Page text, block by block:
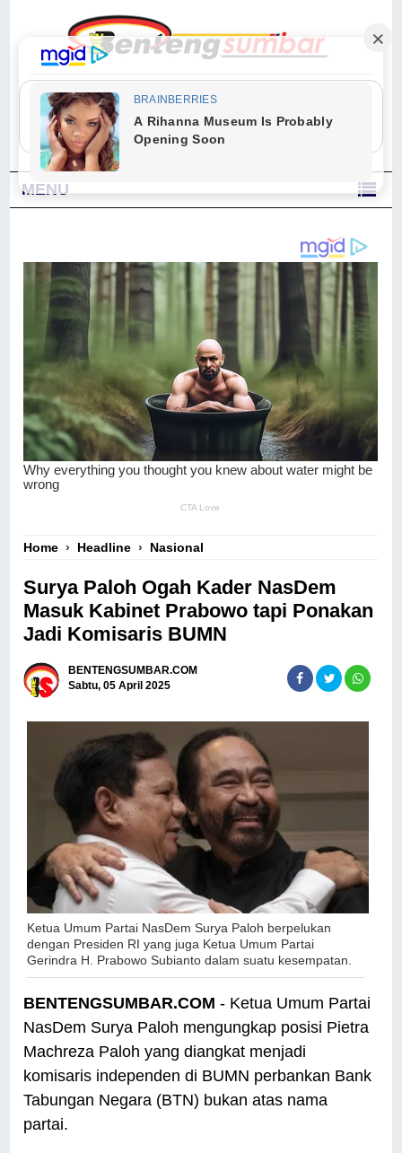
"Sesungguhnya Allah dan para malaikat-Nya berselawat untuk Nabi.
Wahai orang-orang yang beriman, berselawatlah kamu untuk Nabi dan
ucapkanlah salam dengan penuh penghormatan kepadanya." (Qs. Al
Ahzab Ayat 56)
MENU
Home › Headline › Nasional
Surya Paloh Ogah Kader NasDem
Masuk Kabinet Prabowo tapi Ponakan
Jadi Komisaris BUMN
BENTENGSUMBAR.COM
Sabtu, 05 April 2025
Ketua Umum Partai NasDem Surya Paloh berpelukan
dengan Presiden RI yang juga Ketua Umum Partai
Gerindra H. Prabowo Subianto dalam suatu kesempatan.
BENTENGSUMBAR.COM - Ketua Umum Partai
NasDem Surya Paloh mengungkap posisi Pietra
Machreza Paloh yang diangkat menjadi
komisaris independen di BUMN perbankan Bank
Tabungan Negara (BTN) bukan atas nama
partai.